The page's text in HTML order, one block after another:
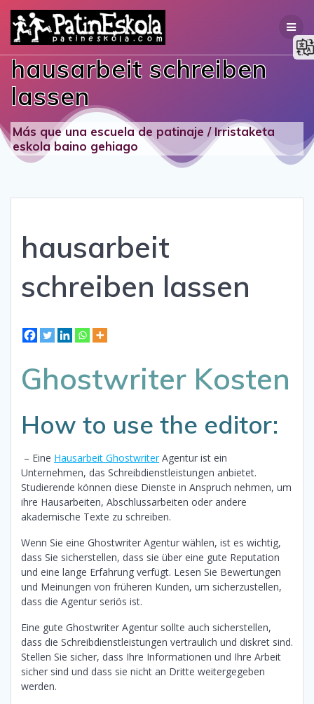
Skip
content
hausarbeit schreiben
lassen
Más que una escuela de patinaje / Irristaketa
eskola baino gehiago
hausarbeit
schreiben lassen
Ghostwriter Kosten
How to use the editor:
– Eine Hausarbeit GhostwriterAgentur ist ein
Unternehmen, das Schreibdienstleistungen anbietet.
Studierende können diese Dienste in Anspruch nehmen, um
ihre Hausarbeiten, Abschlussarbeiten oder andere
akademische Texte zu schreiben.
Wenn Sie eine Ghostwriter Agentur wählen, ist es wichtig,
dass Sie sicherstellen, dass sie über eine gute Reputation
und eine lange Erfahrung verfügt. Lesen Sie Bewertungen
und Meinungen von früheren Kunden, um sicherzustellen,
dass die Agentur seriös ist.
Eine gute Ghostwriter Agentur sollte auch sicherstellen,
dass die Schreibdienstleistungen vertraulich und diskret sind.
Stellen Sie sicher, dass Ihre Informationen und Ihre Arbeit
sicher sind und dass sie nicht an Dritte weitergegeben
werden.